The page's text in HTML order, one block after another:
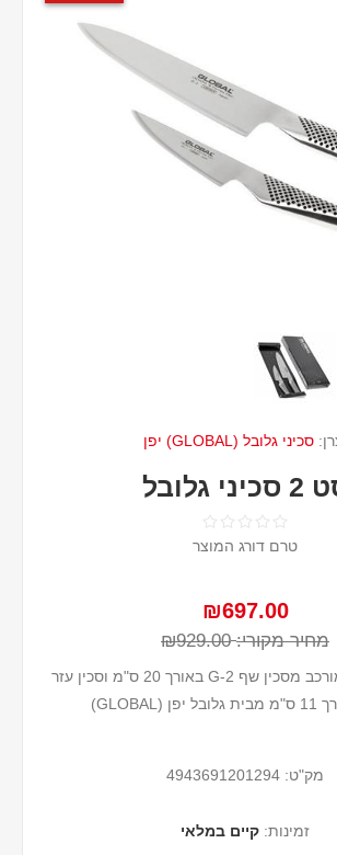
סכיני גלובל (GLOBAL) יפן
גלובל
טרם דורג המוצר
₪697.00
מחיר מקורי: ₪929.00
סט 2 סכינים המורכב מסכין שף G-2 באורך 20 ס"מ וסכין עזר
מק"ט: 4943691201294
זמינות: קיים במלאי